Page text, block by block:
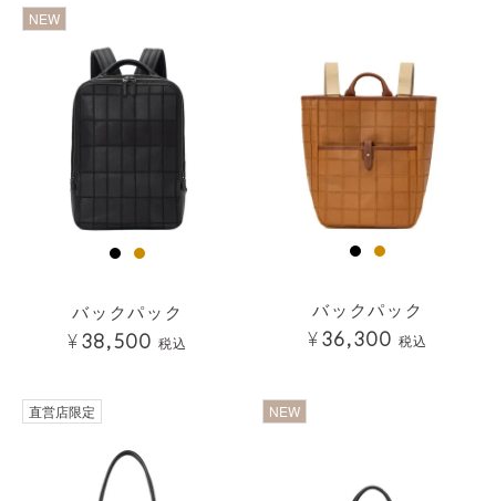
NEW
バックパック
¥38,500 税込
バックパック
¥36,300 税込
直営店限定 NEW